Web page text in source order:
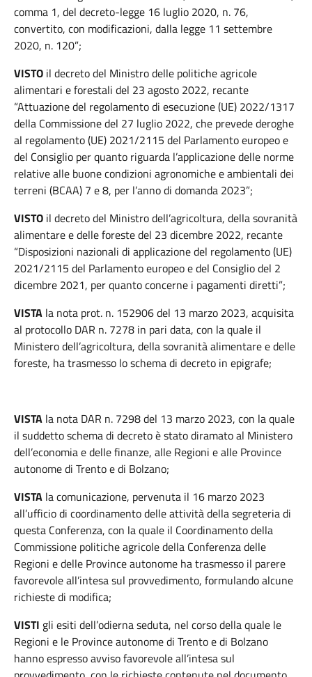
comma 1, del decreto-legge 16 luglio 2020, n. 76,
convertito, con modificazioni, dalla legge 11 settembre
2020, n. 120”;
VISTO il decreto del Ministro delle politiche agricole
alimentari e forestali del 23 agosto 2022, recante
“Attuazione del regolamento di esecuzione (UE) 2022/1317
della Commissione del 27 luglio 2022, che prevede deroghe
al regolamento (UE) 2021/2115 del Parlamento europeo e
del Consiglio per quanto riguarda l’applicazione delle norme
relative alle buone condizioni agronomiche e ambientali dei
terreni (BCAA) 7 e 8, per l’anno di domanda 2023”;
VISTO il decreto del Ministro dell’agricoltura, della sovranità
alimentare e delle foreste del 23 dicembre 2022, recante
“Disposizioni nazionali di applicazione del regolamento (UE)
2021/2115 del Parlamento europeo e del Consiglio del 2
dicembre 2021, per quanto concerne i pagamenti diretti”;
VISTA la nota prot. n. 152906 del 13 marzo 2023, acquisita
al protocollo DAR n. 7278 in pari data, con la quale il
Ministero dell’agricoltura, della sovranità alimentare e delle
foreste, ha trasmesso lo schema di decreto in epigrafe;
VISTA la nota DAR n. 7298 del 13 marzo 2023, con la quale
il suddetto schema di decreto è stato diramato al Ministero
dell’economia e delle finanze, alle Regioni e alle Province
autonome di Trento e di Bolzano;
VISTA la comunicazione, pervenuta il 16 marzo 2023
all’ufficio di coordinamento delle attività della segreteria di
questa Conferenza, con la quale il Coordinamento della
Commissione politiche agricole della Conferenza delle
Regioni e delle Province autonome ha trasmesso il parere
favorevole all’intesa sul provvedimento, formulando alcune
richieste di modifica;
VISTI gli esiti dell’odierna seduta, nel corso della quale le
Regioni e le Province autonome di Trento e di Bolzano
hanno espresso avviso favorevole all’intesa sul